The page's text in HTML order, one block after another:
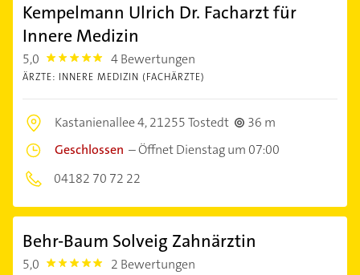
Kempelmann Ulrich Dr. Facharzt für
Innere Medizin
5,0 5.0 4 Bewertungen
ÄRZTE: INNERE MEDIZIN (FACHÄRZTE)
Kastanienallee 4,21255 Tostedt
36 m
Geschlossen –Öffnet Dienstag um 07:00
04182 70 72 22
Behr-Baum Solveig Zahnärztin
5,0 5.0 2 Bewertungen